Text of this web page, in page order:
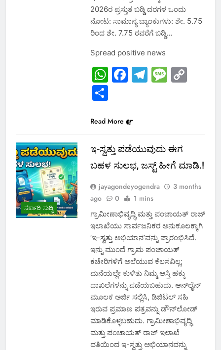
2026ರ ಪ್ರಸ್ತುತ ಬಡ್ಡಿ ದರಗಳ ಒಂದು
ನೋಟ: ಸಾಮಾನ್ಯ ಬ್ಯಾಂಕುಗಳು: ಶೇ. 5.75
ರಿಂದ ಶೇ. 7.75 ರವರೆಗೆ ಬಡ್ಡಿ…
Spread positive news
WhatsApp
Facebook
Telegram
Share
Read More
ಸರ್ಕಾರಿ ಸುದ್ದಿ
ಇ-ಸ್ವತ್ತು ಪಡೆಯುವುದು ಈಗ
ಬಹಳ ಸುಲಭ, ಜಸ್ಟ್ ಹೀಗೆ ಮಾಡಿ.!
jayagondeyogendra
3 months
ago
0 1 mins
ಗ್ರಾಮೀಣಾಭಿವೃದ್ಧಿ ಮತ್ತು ಪಂಚಾಯತ್ ರಾಜ್
ಇಲಾಖೆಯು ಸಾರ್ವಜನಿಕರ ಅನುಕೂಲಕ್ಕಾಗಿ
‘ಇ-ಸ್ವತ್ತು ಅಭಿಯಾನ’ವನ್ನು ಪ್ರಾರಂಭಿಸಿದೆ.
ಇನ್ನು ಮುಂದೆ ಗ್ರಾಮ ಪಂಚಾಯತ್
ಕಚೇರಿಗಳಿಗೆ ಅಲೆಯುವ ಕೆಲಸವಿಲ್ಲ;
ಮನೆಯಲ್ಲೇ ಕುಳಿತು ನಿಮ್ಮ ಆಸ್ತಿ ಹಕ್ಕು
ದಾಖಲೆಗಳನ್ನು ಪಡೆಯಬಹುದು. ಆನ್‌ಲೈನ್
ಮೂಲಕ ಅರ್ಜಿ ಸಲ್ಲಿಸಿ, ಡಿಜಿಟಲ್ ಸಹಿ
ಇರುವ ಪ್ರಮಾಣ ಪತ್ರವನ್ನು ಡೌನ್‌ಲೋಡ್
ಮಾಡಿಕೊಳ್ಳಬಹುದು. ಗ್ರಾಮೀಣಾಭಿವೃದ್ಧಿ
ಮತ್ತು ಪಂಚಾಯತ್ ರಾಜ್ ಇಲಾಖೆ
ವತಿಯಿಂದ ಇ-ಸ್ವತ್ತು ಅಭಿಯಾನವನ್ನು